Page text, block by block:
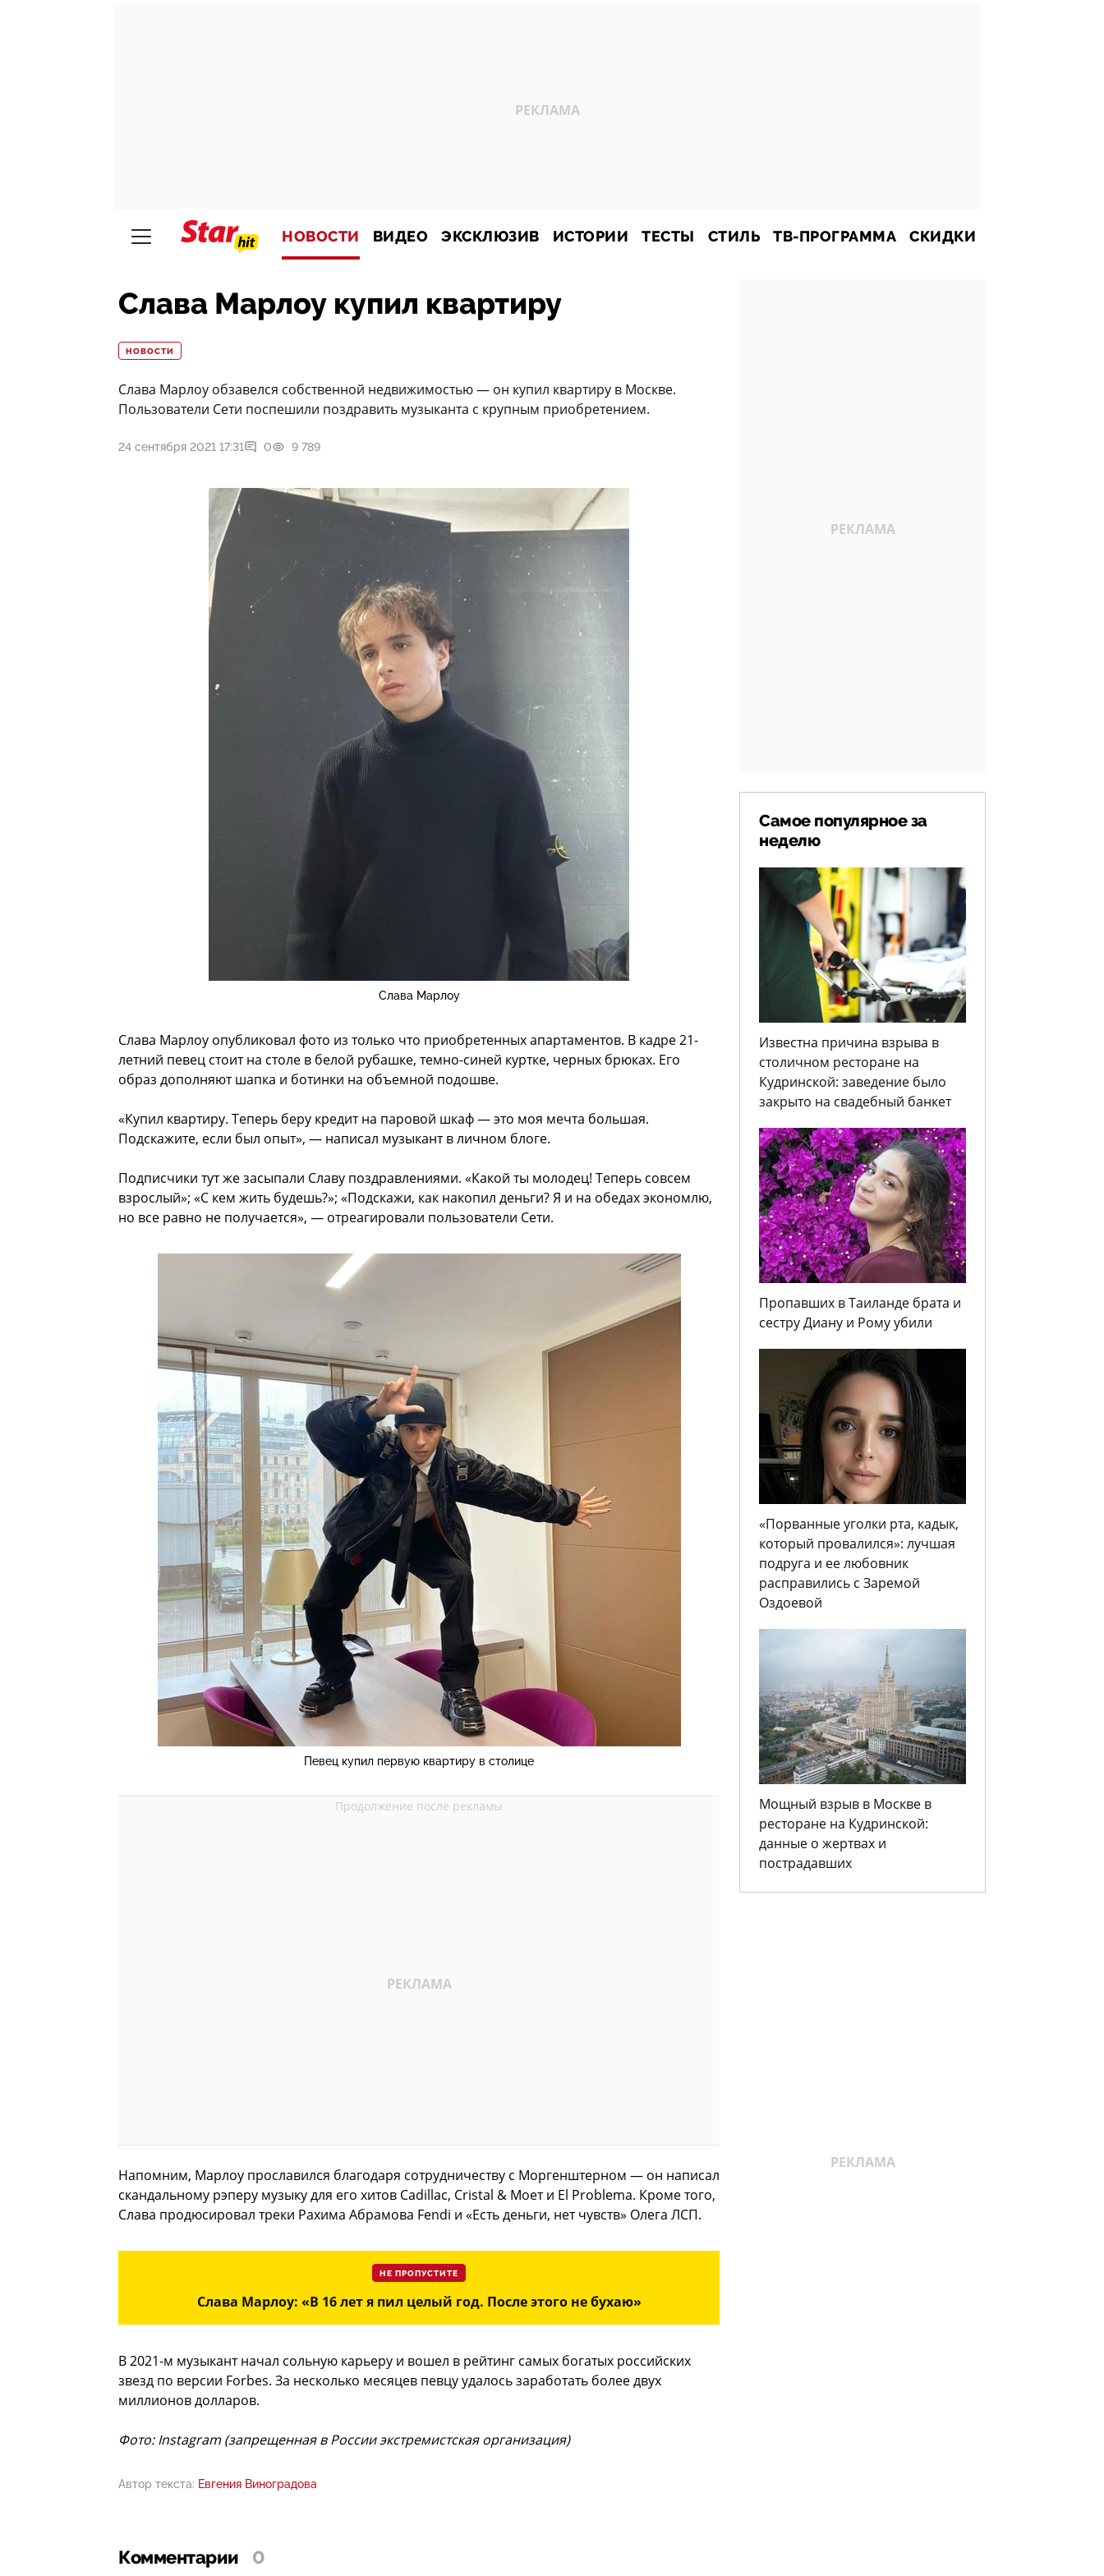
НОВОСТИ ВИДЕО ЭКСКЛЮЗИВ ИСТОРИИ ТЕСТЫ СТИЛЬ ТВ-ПРОГРАММА СКИДКИ
Слава Марлоу купил квартиру
НОВОСТИ
Слава Марлоу обзавелся собственной недвижимостью — он купил квартиру в Москве.
Пользователи Сети поспешили поздравить музыканта с крупным приобретением.
24 сентября 2021 17:31 0 9 789
Слава Марлоу
Слава Марлоу опубликовал фото из только что приобретенных апартаментов. В кадре 21-
летний певец стоит на столе в белой рубашке, темно-синей куртке, черных брюках. Его
образ дополняют шапка и ботинки на объемной подошве.
«Купил квартиру. Теперь беру кредит на паровой шкаф — это моя мечта большая.
Подскажите, если был опыт», — написал музыкант в личном блоге.
Подписчики тут же засыпали Славу поздравлениями. «Какой ты молодец! Теперь совсем
взрослый»; «С кем жить будешь?»; «Подскажи, как накопил деньги? Я и на обедах экономлю,
но все равно не получается», — отреагировали пользователи Сети.
Певец купил первую квартиру в столице
Напомним, Марлоу прославился благодаря сотрудничеству с Моргенштерном — он написал
скандальному рэперу музыку для его хитов Cadillac, Cristal & Моет и El Problema. Кроме того,
Слава продюсировал треки Рахима Абрамова Fendi и «Есть деньги, нет чувств» Олега ЛСП.
НЕ ПРОПУСТИТЕ
Слава Марлоу: «В 16 лет я пил целый год. После этого не бухаю»
В 2021-м музыкант начал сольную карьеру и вошел в рейтинг самых богатых российских
звезд по версии Forbes. За несколько месяцев певцу удалось заработать более двух
миллионов долларов.
Фото: Instagram (запрещенная в России экстремистская организация)
Автор текста: Евгения Виноградова
Комментарии 0
Самое популярное за
неделю
Известна причина взрыва в
столичном ресторане на
Кудринской: заведение было
закрыто на свадебный банкет
Пропавших в Таиланде брата и
сестру Диану и Рому убили
«Порванные уголки рта, кадык,
который провалился»: лучшая
подруга и ее любовник
расправились с Заремой
Оздоевой
Мощный взрыв в Москве в
ресторане на Кудринской:
данные о жертвах и
пострадавших